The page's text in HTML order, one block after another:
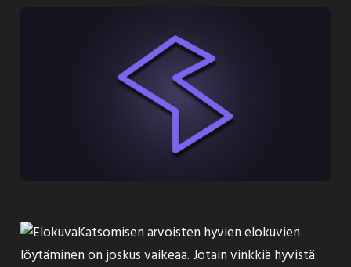
Katsomisen arvoisten hyvien elokuvien
löytäminen on joskus vaikeaa. Jotain vinkkiä hyvistä